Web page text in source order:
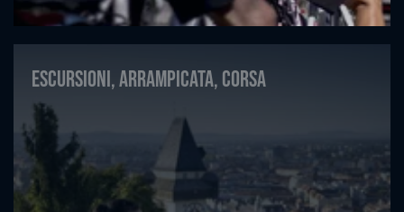
Escursioni, arrampicata, corsa